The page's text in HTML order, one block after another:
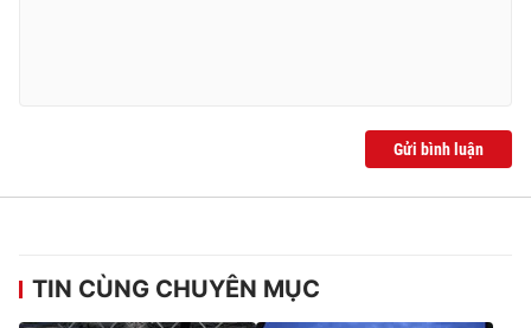
Gửi bình luận
TIN CÙNG CHUYÊN MỤC